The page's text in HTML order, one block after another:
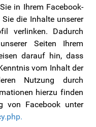
in Ihrem Facebook-
die Inhalte unserer
verlinken. Dadurch
Seiten Ihrem
darauf hin, dass
vom Inhalt der
Nutzung durch
hierzu finden
von Facebook unter